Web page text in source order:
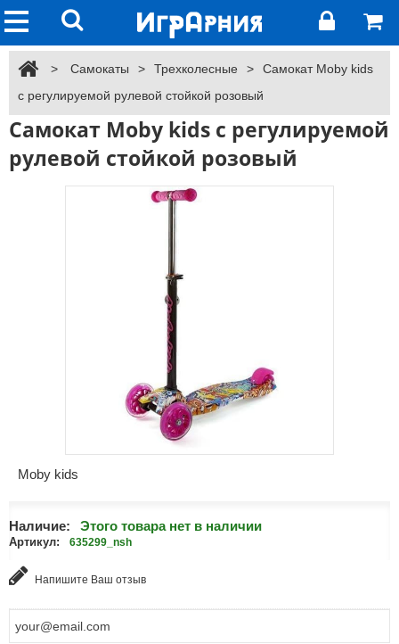
> Самокаты > Трехколесные >
Самокат Moby kids
с регулируемой рулевой стойкой розовый
Самокат Moby kids с регулируемой
рулевой стойкой розовый
Moby kids
Наличие: Этого товара нет в наличии
Артикул: 635299_nsh
Напишите Ваш отзыв